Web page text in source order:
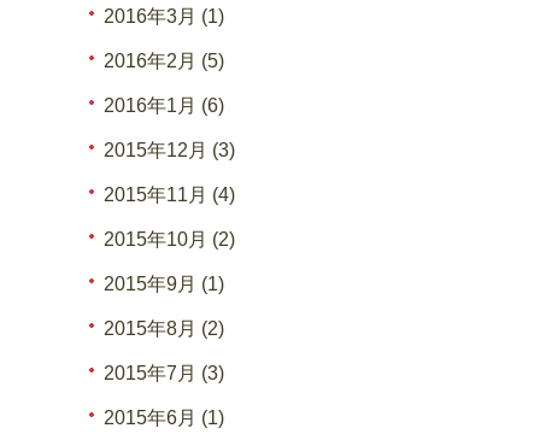
2016年3月 (1)
2016年2月 (5)
2016年1月 (6)
2015年12月 (3)
2015年11月 (4)
2015年10月 (2)
2015年9月 (1)
2015年8月 (2)
2015年7月 (3)
2015年6月 (1)